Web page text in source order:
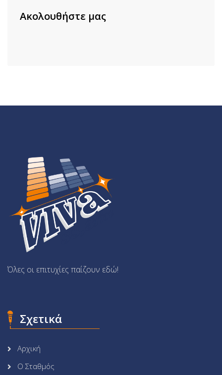
Ακολουθήστε μας
Όλες οι επιτυχίες παίζουν εδώ!
Σχετικά
Αρχική
Ο Σταθμός